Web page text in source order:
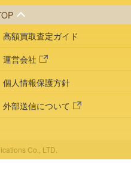
高額買取査定ガイド
運営会社
個人情報保護方針
外部送信について
Co., LTD.